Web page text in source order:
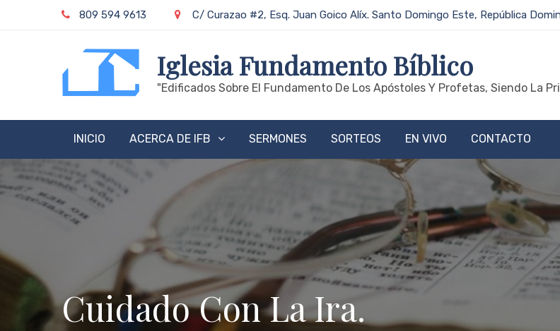
809 594 9613 C/ Curazao #2, Esq. Juan Goico Alíx. Santo Domingo Este, República
Iglesia Fundamento Bíblico
"edificados Sobre El Fundamento De Los Apóstoles Y Profetas, Siendo La
INICIO ACERCA DE IFB SERMONES SORTEOS EN VIVO CONTACTO
Cuidado Con La Ira.